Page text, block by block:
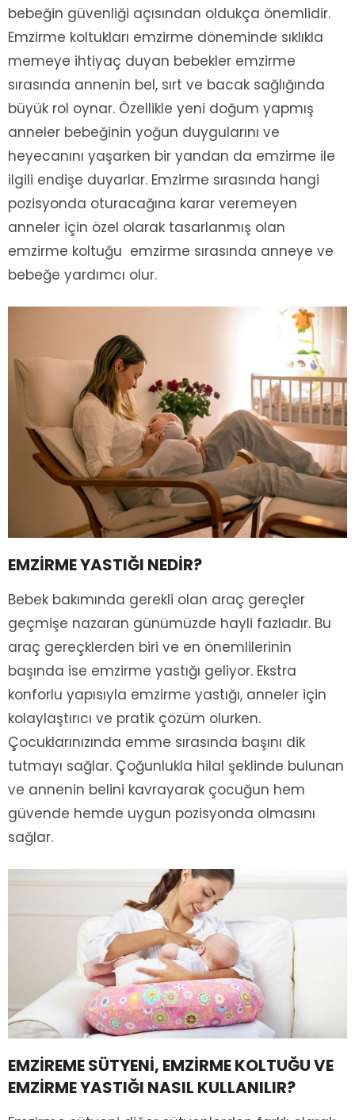
bebeğin güvenliği açısından oldukça önemlidir.
Emzirme koltukları emzirme döneminde sıklıkla
memeye ihtiyaç duyan bebekler emzirme
sırasında annenin bel, sırt ve bacak sağlığında
büyük rol oynar. Özellikle yeni doğum yapmış
anneler bebeğinin yoğun duygularını ve
heyecanını yaşarken bir yandan da emzirme ile
ilgili endişe duyarlar. Emzirme sırasında hangi
pozisyonda oturacağına karar veremeyen
anneler için özel olarak tasarlanmış olan
emzirme koltuğu emzirme sırasında anneye ve
bebeğe yardımcı olur.
EMZİRME YASTIĞI NEDİR?
Bebek bakımında gerekli olan araç gereçler
geçmişe nazaran günümüzde hayli fazladır. Bu
araç gereçklerden biri ve en önemlilerinin
başında ise emzirme yastığı geliyor. Ekstra
konforlu yapısıyla emzirme yastığı, anneler için
kolaylaştırıcı ve pratik çözüm olurken.
Çocuklarınızında emme sırasında başını dik
tutmayı sağlar. Çoğunlukla hilal şeklinde bulunan
ve annenin belini kavrayarak çocuğun hem
güvende hemde uygun pozisyonda olmasını
sağlar.
EMZİREME SÜTYENİ, EMZİRME KOLTUĞU VE
EMZİRME YASTIĞI NASIL KULLANILIR?